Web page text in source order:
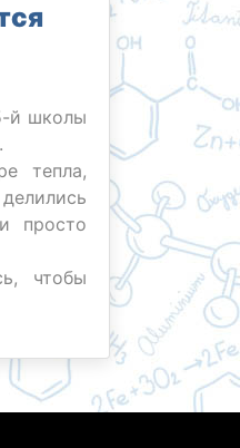
й школы
тепла,
просто
чтобы